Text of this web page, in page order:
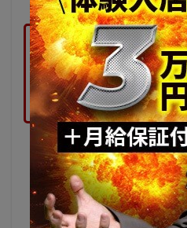
ニュージェネレーシ
未経験ホスト